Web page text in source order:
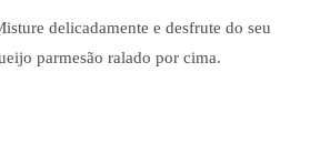
delicadamente e desfrute do seu
parmesão ralado por cima.